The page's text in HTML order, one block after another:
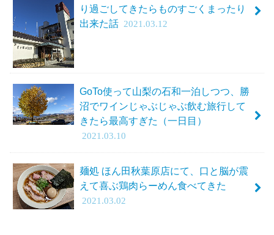
り過ごしてきたらものすごくまったり
出来た話 2021.03.12
GoTo使って山梨の石和一泊しつつ、勝
沼でワインじゃぶじゃぶ飲む旅行して
きたら最高すぎた（一日目）
2021.03.10
麺処 ほん田秋葉原店にて、口と脳が震
えて喜ぶ鶏肉らーめん食べてきた
2021.03.02